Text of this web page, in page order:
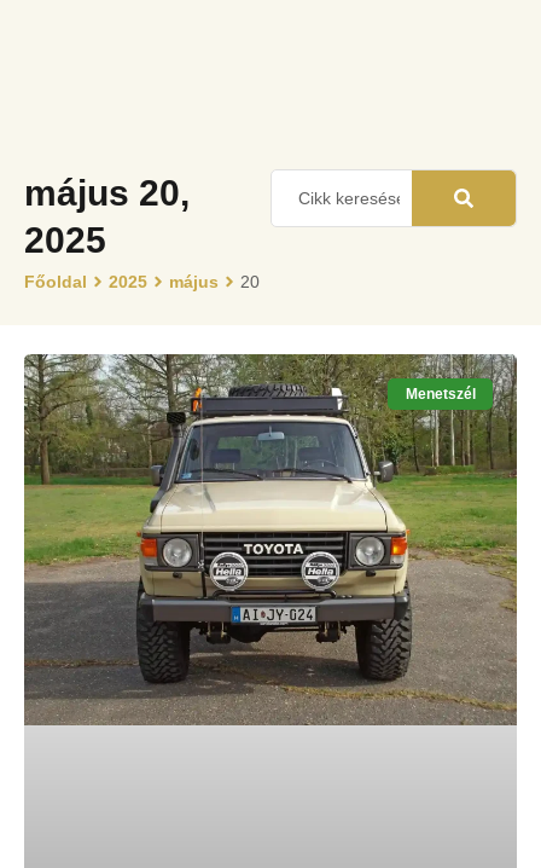
május 20,
2025
Főoldal 2025 május 20
Menetszél